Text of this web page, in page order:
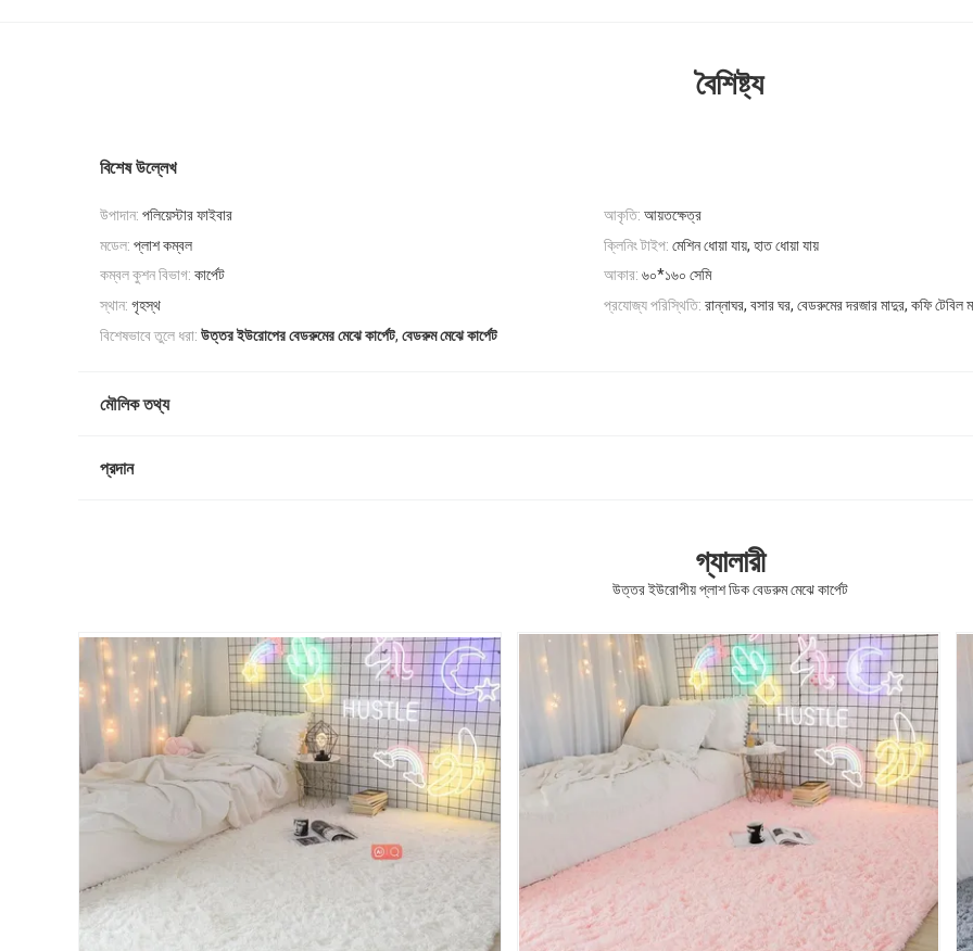
বৈশিষ্ট্য
বিশেষ উল্লেখ
উপাদান: পলিয়েস্টার ফাইবার আকৃতি: আয়তক্ষেত্র
মডেল: প্লাশ কম্বল ক্লিনিং টাইপ: মেশিন ধোয়া যায়, হাত ধোয়া যায়
কম্বল কুশন বিভাগ: কার্পেট আকার: ৬০*১৬০ সেমি
স্থান: গৃহস্থ প্রযোজ্য পরিস্থিতি: রান্নাঘর, বসার ঘর, বেডরুমের দরজার মাদুর, কফি টেবিল
বিশেষভাবে তুলে ধরা: উত্তর ইউরোপের বেডরুমের মেঝে কার্পেট, বেডরুম মেঝে কার্পেট
মৌলিক তথ্য
প্রদান
গ্যালারী
উত্তর ইউরোপীয় প্লাশ ডিক বেডরুম মেঝে কার্পেট